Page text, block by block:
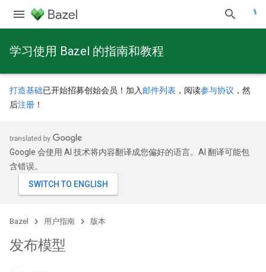
学习使用 Bazel 的指南和教程
打造基础已开始招募创始会员！加入 邮件列表 ，阅读参与协议 ，然
后注册 ！
Google 会使用 AI 技术将内容翻译成您偏好的语言。AI 翻译可能包
含错误。
Bazel 用户指南 版本
发布模型